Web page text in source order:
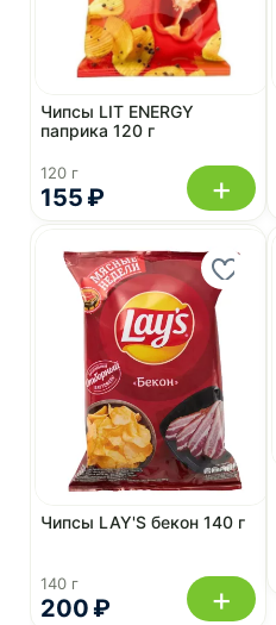
155 ₽
Чипсы LIT ENERGY
паприка 120 г
120 г +
200 ₽
Чипсы LAY'S бекон 140 г
140 г +